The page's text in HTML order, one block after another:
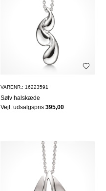
VARENR.: 16223591
Sølv halskæde
Vejl. udsalgspris395,00